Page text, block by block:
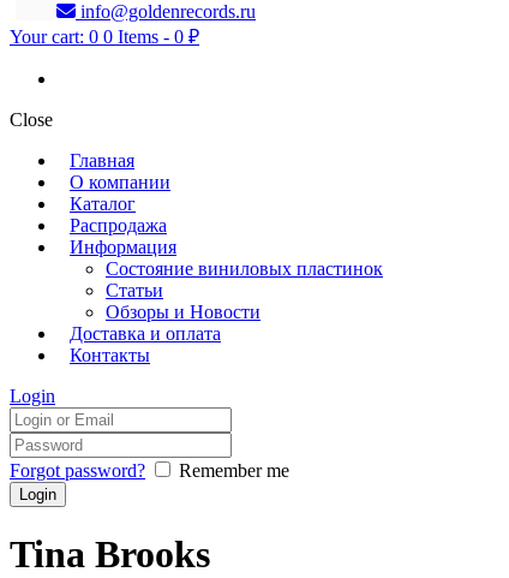
info@goldenrecords.ru
Your cart: 0 0 Items - 0 ₽
Close
Главная
О компании
Каталог
Распродажа
Информация
Состояние виниловых пластинок
Статьи
Обзоры и Новости
Доставка и оплата
Контакты
Login
Forgot password? Remember me
Tina Brooks